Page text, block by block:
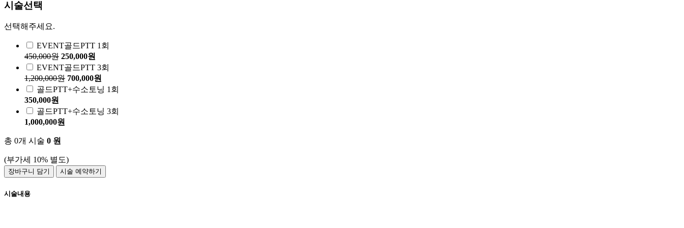
시술선택
선택해주세요.
EVENT골드PTT 1회
450,000원 250,000원
EVENT골드PTT 3회
1,200,000원 700,000원
골드PTT+수소토닝 1회
350,000원
골드PTT+수소토닝 3회
1,000,000원
총 0개 시술 0 원
(부가세 10% 별도)
장바구니 담기 시술 예약하기
시술내용